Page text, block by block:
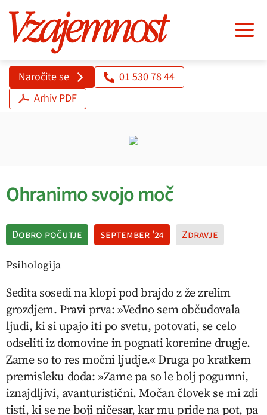
Naročite se
01 530 78 44
Arhiv PDF
Ohranimo svojo moč
Dobro počutje september '24
Zdravje
Psihologija
Sedita sosedi na klopi pod brajdo z že zrelim
grozdjem. Pravi prva: »Vedno sem občudovala
ljudi, ki si upajo iti po svetu, potovati, se celo
odseliti iz domovine in pognati korenine drugje.
Zame so to res močni ljudje.« Druga po kratkem
premisleku doda: »Zame pa so le bolj pogumni,
iznajdljivi, avanturistični. Močan človek se mi zdi
tisti, ki se ne boji ničesar, kar mu pride na pot, pa